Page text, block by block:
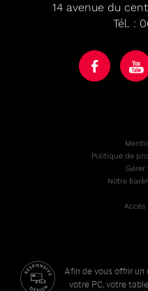
14 avenue du
Tél. :
Politique de
Gérer
Notre
Accès
Afin de vous offrir
votre PC, votre